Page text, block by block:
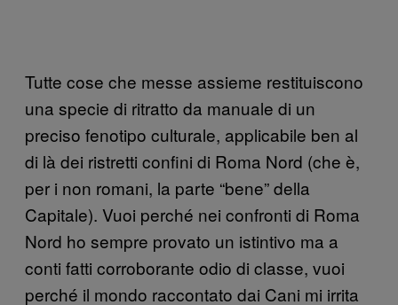
Tutte cose che messe assieme restituiscono
una specie di ritratto da manuale di un
preciso fenotipo culturale, applicabile ben al
di là dei ristretti confini di Roma Nord (che è,
per i non romani, la parte “bene” della
Capitale). Vuoi perché nei confronti di Roma
Nord ho sempre provato un istintivo ma a
conti fatti corroborante odio di classe, vuoi
perché il mondo raccontato dai Cani mi irrita